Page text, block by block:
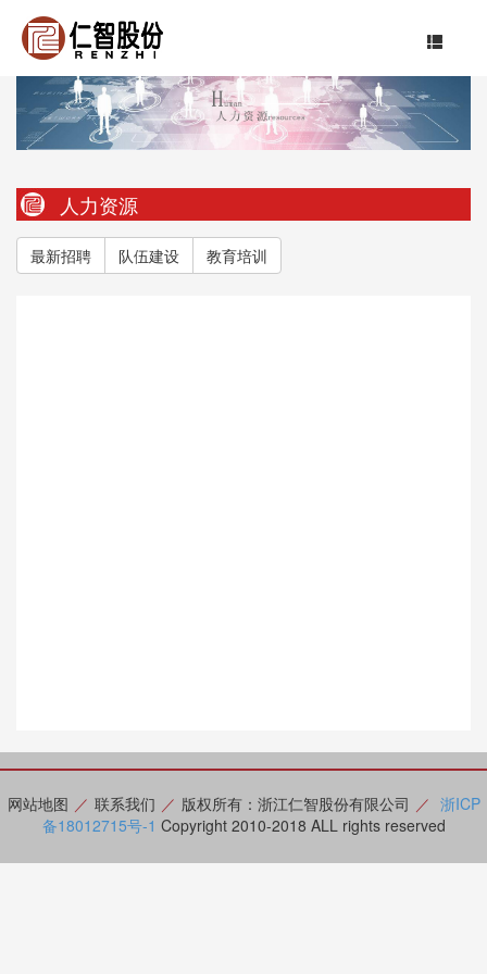
人力资源
最新招聘 队伍建设 教育培训
网站地图 ／ 联系我们 ／ 版权所有：浙江仁智股份有限公司 ／ 浙ICP
备18012715号-1 Copyright 2010-2018 ALL rights reserved